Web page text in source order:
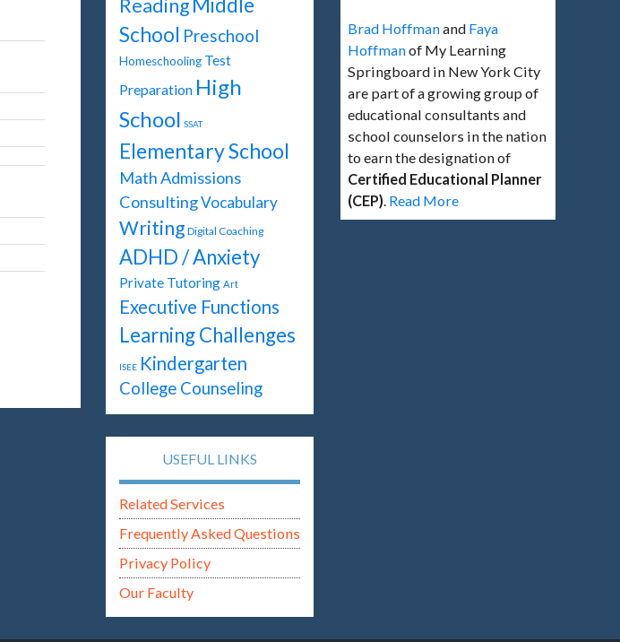
Reading Middle
School Preschool
Homeschooling Test
Preparation High
School SSAT
Elementary School
MathAdmissions
ConsultingVocabulary
Writing Digital Coaching
ADHD / Anxiety
Private Tutoring Art
Executive Functions
Learning Challenges
ISEE Kindergarten
College Counseling
USEFUL LINKS
Related Services
Frequently Asked Questions
Privacy Policy
Our Faculty
Brad Hoffmanand Faya
Hoffmanof My Learning
Springboard in New York City
are part of a growing group of
educational consultants and
school counselors in the nation
to earn the designation of
Certified Educational Planner
(CEP). Read More